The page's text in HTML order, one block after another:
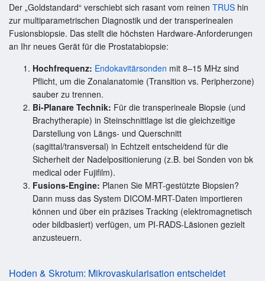
Der „Goldstandard“ verschiebt sich rasant vom reinen TRUS hin
zur multiparametrischen Diagnostik und der transperinealen
Fusionsbiopsie. Das stellt die höchsten Hardware-Anforderungen
an Ihr neues Gerät für die Prostatabiopsie:
Hochfrequenz: Endokavitärsonden mit 8–15 MHz sind
Pflicht, um die Zonalanatomie (Transition vs. Peripherzone)
sauber zu trennen.
Bi-Planare Technik: Für die transperineale Biopsie (und
Brachytherapie) in Steinschnittlage ist die gleichzeitige
Darstellung von Längs- und Querschnitt
(sagittal/transversal) in Echtzeit entscheidend für die
Sicherheit der Nadelpositionierung (z.B. bei Sonden von bk
medical oder Fujifilm).
Fusions-Engine: Planen Sie MRT-gestützte Biopsien?
Dann muss das System DICOM-MRT-Daten importieren
können und über ein präzises Tracking (elektromagnetisch
oder bildbasiert) verfügen, um PI-RADS-Läsionen gezielt
anzusteuern.
Hoden & Skrotum: Mikrovaskularisation entscheidet